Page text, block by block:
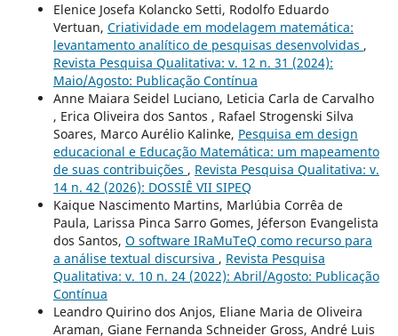
Elenice Josefa Kolancko Setti, Rodolfo Eduardo
Vertuan, Criatividade em modelagem matemática:
levantamento analítico de pesquisas desenvolvidas ,
Revista Pesquisa Qualitativa: v. 12 n. 31 (2024):
Maio/Agosto: Publicação Contínua
Anne Maiara Seidel Luciano, Leticia Carla de Carvalho
, Erica Oliveira dos Santos , Rafael Strogenski Silva
Soares, Marco Aurélio Kalinke, Pesquisa em design
educacional e Educação Matemática: um mapeamento
de suas contribuições , Revista Pesquisa Qualitativa: v.
14 n. 42 (2026): DOSSIÊ VII SIPEQ
Kaique Nascimento Martins, Marlúbia Corrêa de
Paula, Larissa Pinca Sarro Gomes, Jéferson Evangelista
dos Santos, O software IRaMuTeQ como recurso para
a análise textual discursiva , Revista Pesquisa
Qualitativa: v. 10 n. 24 (2022): Abril/Agosto: Publicação
Contínua
Leandro Quirino dos Anjos, Eliane Maria de Oliveira
Araman, Giane Fernanda Schneider Gross, André Luis